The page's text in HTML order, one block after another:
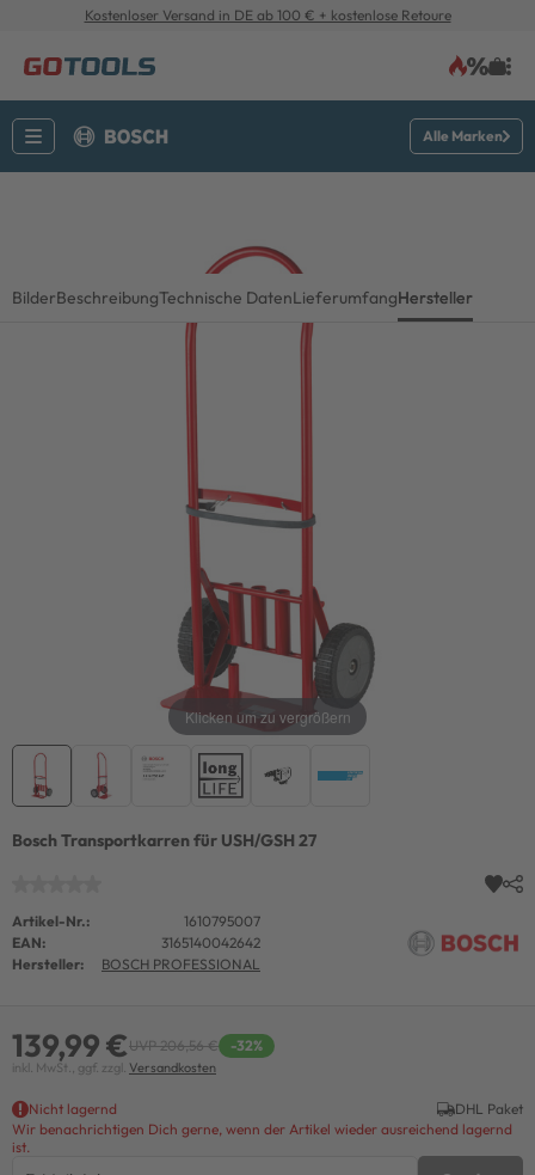
Kostenloser Versand in DE ab 100 € + kostenlose Retoure
Alle Marken
BilderBeschreibungTechnische DatenLieferumfangHersteller
Klicken um zu vergrößern
Bosch Transportkarren für USH/GSH 27
Artikel-Nr.:
1610795007
EAN:
3165140042642
Hersteller:
BOSCH PROFESSIONAL
139,99 €UVP 206,56 € -32%
inkl. MwSt., ggf. zzgl. Versandkosten
Nicht lagernd
DHL Paket
Wir benachrichtigen Dich gerne, wenn der Artikel wieder ausreichend lagernd
ist.